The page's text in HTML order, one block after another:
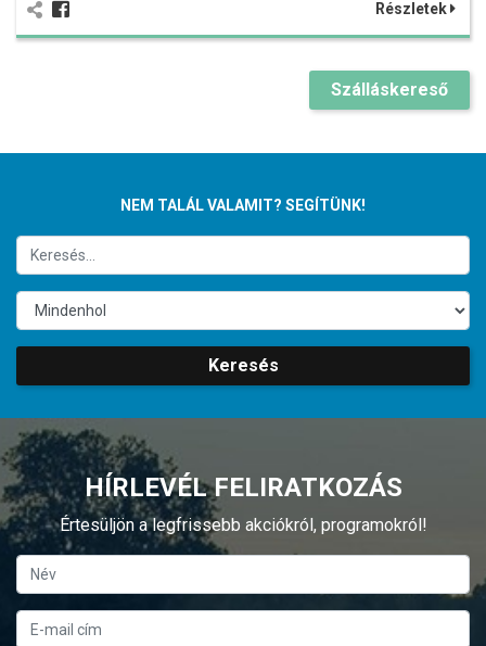
Részletek
Szálláskereső
NEM TALÁL VALAMIT? SEGÍTÜNK!
Keresés
HÍRLEVÉL FELIRATKOZÁS
Értesüljön a legfrissebb akciókról, programokról!